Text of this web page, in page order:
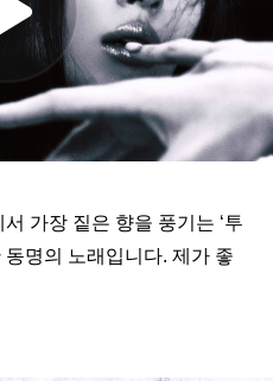
가장 짙은 향을 풍기는 ‘투
동명의 노래입니다. 제가 좋